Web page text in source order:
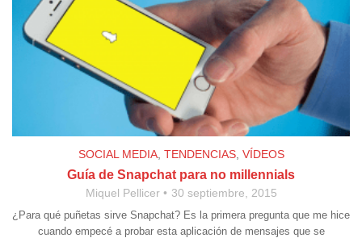
SOCIAL MEDIA, TENDENCIAS, VÍDEOS
Guía de Snapchat para no millennials
Miquel Pellicer 30 septiembre, 2015
¿Para qué puñetas sirve Snapchat? Es la primera pregunta que me hice
cuando empecé a probar esta aplicación de mensajes que se